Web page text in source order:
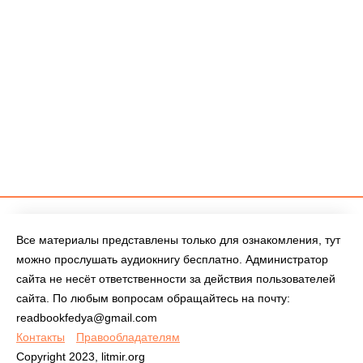
Все материалы представлены только для ознакомления, тут
можно прослушать аудиокнигу бесплатно. Администратор
сайта не несёт ответственности за действия пользователей
сайта. По любым вопросам обращайтесь на почту:
readbookfedya@gmail.com
Контакты
Правообладателям
Copyright 2023, litmir.org